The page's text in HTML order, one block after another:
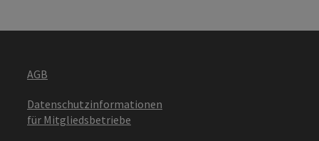
AGB
Datenschutzinformationen
für Mitgliedsbetriebe